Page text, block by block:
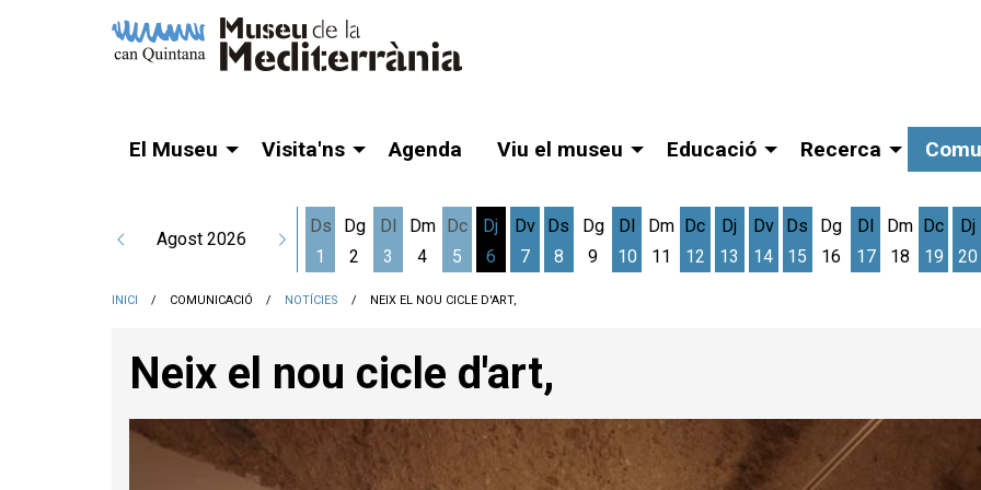
El Museu Visita'ns Agenda Viu el museu Educació Recerca
Agost 2026
Ds
1
Dg
2
Dl
3
Dm
4
Dc
5
Dj
6
Dv
7
Ds
8
Dg
9
Dl
10
Dm
11
Dc
12
Dj
13
Dv
14
Ds
15
Dg
16
Dl
17
Dm
18
Dc
19
Dj
20
INICI COMUNICACIÓ NOTÍCIES NEIX EL NOU CICLE D'ART,
Neix el nou cicle d'art,